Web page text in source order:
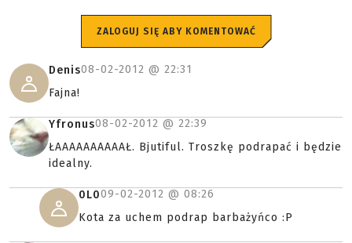
ZALOGUJ SIĘ ABY KOMENTOWAĆ
Denis08-02-2012 @ 22:31
Fajna!
Yfronus08-02-2012 @ 22:39
ŁAAAAAAAAAAŁ. Bjutiful. Troszkę podrapać i będzie
idealny.
0L009-02-2012 @ 08:26
Kota za uchem podrap barbażyńco :P